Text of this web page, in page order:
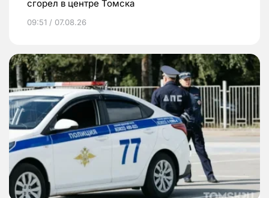
сгорел в центре Томска
09:51 / 07.08.26